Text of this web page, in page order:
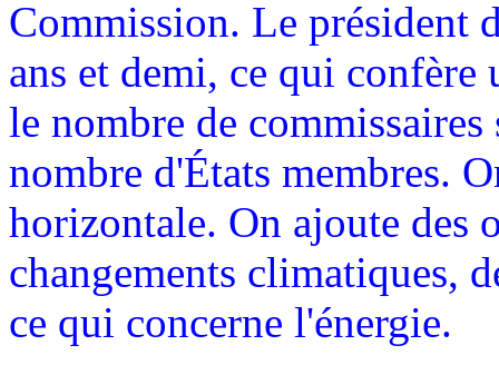
Commission. Le président
ans et demi, ce qui
le nombre de
nombre d'États membres.
horizontale. On ajoute des
changements climatiques,
ce qui concerne l'énergie.